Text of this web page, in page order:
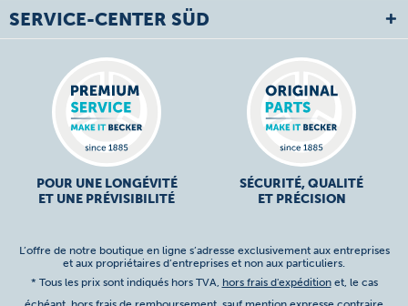
SERVICE-CENTER SÜD
POUR UNE LONGÉVITÉ
ET UNE PRÉVISIBILITÉ
SÉCURITÉ, QUALITÉ
ET PRÉCISION
L’offre de notre boutique en ligne s’adresse exclusivement aux entreprises
et aux propriétaires d’entreprises et non aux particuliers.
* Tous les prix sont indiqués hors TVA, hors frais d'expéditionet, le cas